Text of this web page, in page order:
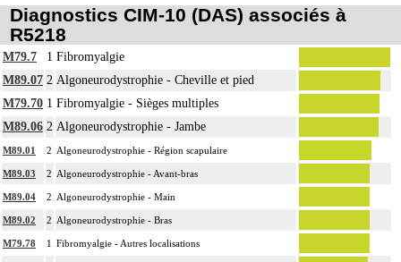
Diagnostics CIM-10 (DAS) associés à
R5218
M79.7 1 Fibromyalgie
M89.07 2 Algoneurodystrophie - Cheville et pied
M79.70 1 Fibromyalgie - Sièges multiples
M89.06 2 Algoneurodystrophie - Jambe
M89.01 2 Algoneurodystrophie - Région scapulaire
M89.03 2 Algoneurodystrophie - Avant-bras
M89.04 2 Algoneurodystrophie - Main
M89.02 2 Algoneurodystrophie - Bras
M79.78 1 Fibromyalgie - Autres localisations